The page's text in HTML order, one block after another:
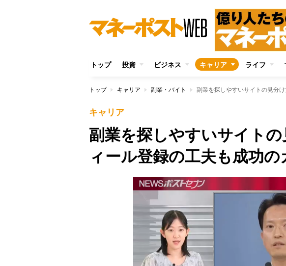
トップ 投資 ビジネス キャリア ライフ
トップ キャリア 副業・バイト 副業を探しやすいサイトの見分
キャリア
副業を探しやすいサイト
ィール登録の工夫も成功の